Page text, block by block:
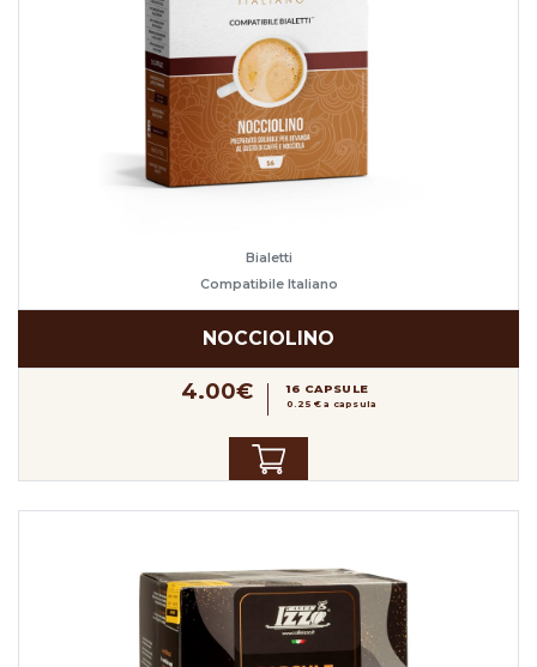
Bialetti
Compatibile Italiano
NOCCIOLINO
4.00€ 16 CAPSULE
0.25 € a capsula